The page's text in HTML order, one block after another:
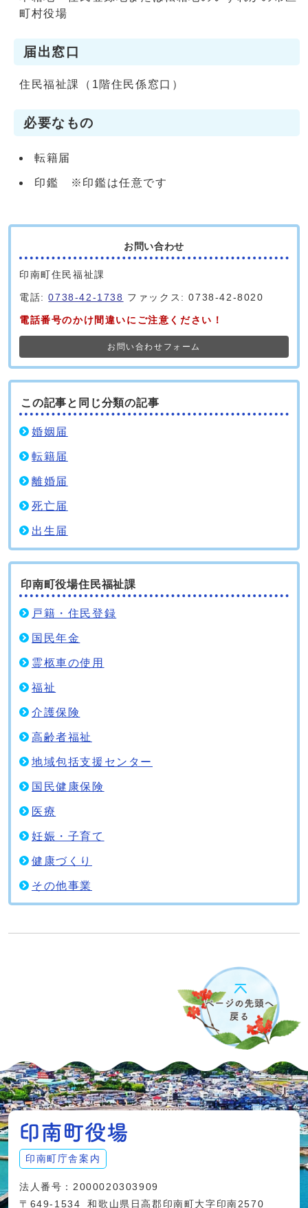
町村役場
届出窓口
住民福祉課（1階住民係窓口）
必要なもの
転籍届
印鑑 ※印鑑は任意です
お問い合わせ
印南町住民福祉課
電話:0738-42-1738 ファックス: 0738-42-8020
電話番号のかけ間違いにご注意ください！
お問い合わせフォーム
この記事と同じ分類の記事
婚姻届
転籍届
離婚届
死亡届
出生届
印南町役場住民福祉課
戸籍・住民登録
国民年金
霊柩車の使用
福祉
介護保険
高齢者福祉
地域包括支援センター
国民健康保険
医療
妊娠・子育て
健康づくり
その他事業
印南町庁舎案内
法人番号：2000020303909
〒649-1534
和歌山県日高郡印南町大字印南2570